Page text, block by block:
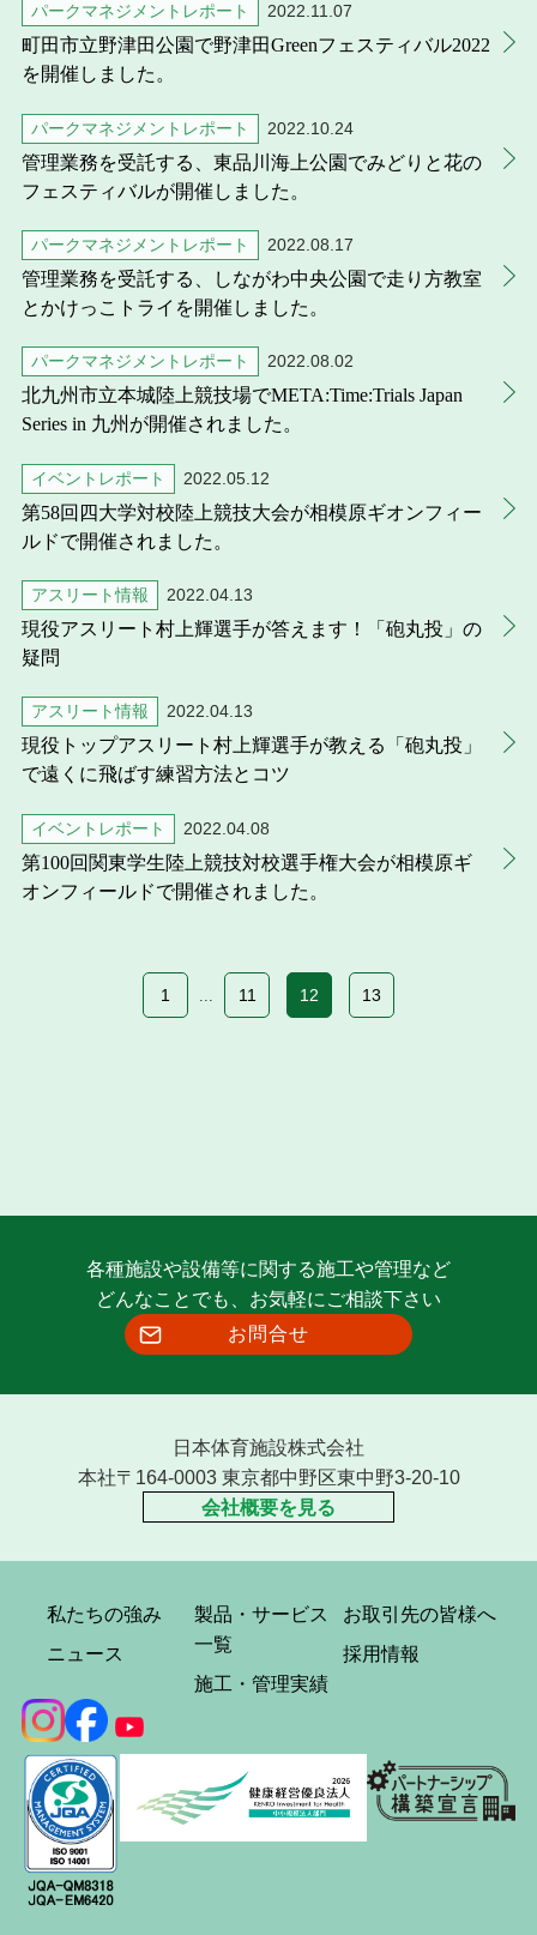
2022.11.07
パークマネジメントレポート
町田市立野津田公園で野津田Greenフェスティバル2022
を開催しました。
2022.10.24
パークマネジメントレポート
管理業務を受託する、東品川海上公園でみどりと花の
フェスティバルが開催しました。
2022.08.17
パークマネジメントレポート
管理業務を受託する、しながわ中央公園で走り方教室
とかけっこトライを開催しました。
2022.08.02
パークマネジメントレポート
北九州市立本城陸上競技場でMETA:Time:Trials Japan
Series in 九州が開催されました。
2022.05.12
イベントレポート
第58回四大学対校陸上競技大会が相模原ギオンフィー
ルドで開催されました。
2022.04.13
アスリート情報
現役アスリート村上輝選手が答えます！「砲丸投」の
疑問
2022.04.13
アスリート情報
現役トップアスリート村上輝選手が教える「砲丸投」
で遠くに飛ばす練習方法とコツ
2022.04.08
イベントレポート
第100回関東学生陸上競技対校選手権大会が相模原ギ
オンフィールドで開催されました。
1 ... 11 12 13
各種施設や設備等に関する施工や管理など
どんなことでも、お気軽にご相談下さい
お問合せ
日本体育施設株式会社
本社〒164-0003 東京都中野区東中野3-20-10
会社概要を見る
私たちの強み
ニュース
製品・サービス
一覧
施工・管理実績
お取引先の皆様へ
採用情報